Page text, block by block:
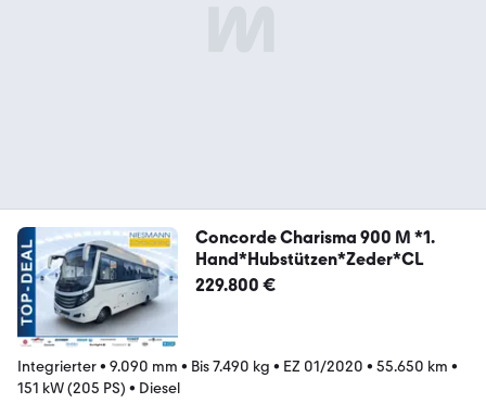
Concorde Charisma 900 M *1.
Hand*Hubstützen*Zeder*CL
229.800 €
Integrierter• 9.090 mm • Bis 7.490 kg • EZ 01/2020 • 55.650 km •
151 kW (205 PS) • Diesel